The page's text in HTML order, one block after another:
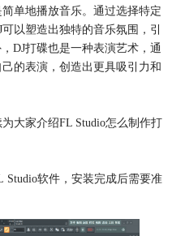
单地播放音乐。通过选择特定
以塑造出独特的音乐氛围，引
DJ打碟也是一种表演艺术，通
的表演，创造出更具吸引力和
大家介绍FL Studio怎么制作打
Studio软件，安装完成后需要准